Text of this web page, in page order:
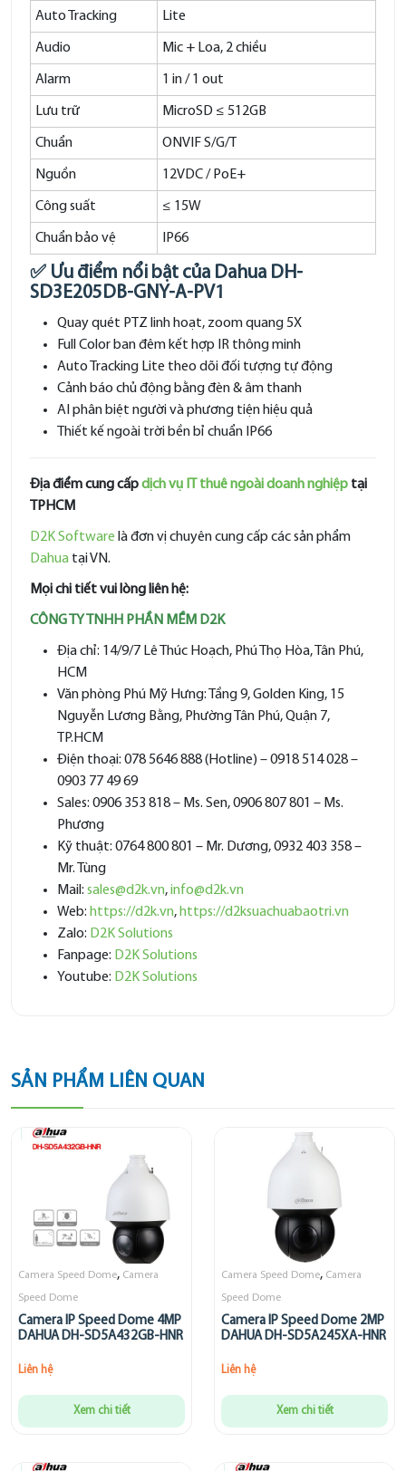
Auto Tracking Lite
Audio Mic + Loa, 2 chiều
Alarm 1 in / 1 out
Lưu trữ MicroSD ≤ 512GB
Chuẩn ONVIF S/G/T
Nguồn 12VDC / PoE+
Công suất ≤ 15W
Chuẩn bảo vệ IP66
✅ Ưu điểm nổi bật của Dahua DH-
SD3E205DB-GNY-A-PV1
Quay quét PTZ linh hoạt, zoom quang 5X
Full Color ban đêm kết hợp IR thông minh
Auto Tracking Lite theo dõi đối tượng tự động
Cảnh báo chủ động bằng đèn & âm thanh
AI phân biệt người và phương tiện hiệu quả
Thiết kế ngoài trời bền bỉ chuẩn IP66
Địa điểm cung cấpdịch vụ IT thuê ngoài doanh nghiệp tại
TPHCM
D2K Software là đơn vị chuyên cung cấp các sản phẩm
Dahua tại VN.
Mọi chi tiết vui lòng liên hệ:
CÔNG TY TNHH PHẦN MỀM D2K
Địa chỉ: 14/9/7 Lê Thúc Hoạch, Phú Thọ Hòa, Tân Phú,
HCM
Văn phòng Phú Mỹ Hưng: Tầng 9, Golden King, 15
Nguyễn Lương Bằng, Phường Tân Phú, Quận 7,
TP.HCM
Điện thoại: 078 5646 888 (Hotline) – 0918 514 028 –
0903 77 49 69
Sales: 0906 353 818 – Ms. Sen, 0906 807 801 – Ms.
Phương
Kỹ thuật: 0764 800 801 – Mr. Dương, 0932 403 358 –
Mr. Tùng
Mail: sales@d2k.vn,info@d2k.vn
Web: https://d2k.vn, https://d2ksuachuabaotri.vn
Zalo: D2K Solutions
Fanpage: D2K Solutions
Youtube: D2K Solutions
SẢN PHẨM LIÊN QUAN
Camera Speed Dome, Camera
Speed Dome
Camera IP Speed Dome 4MP
DAHUA DH-SD5A432GB-HNR
Liên hệ
Xem chi tiết
Camera Speed Dome, Camera
Speed Dome
Camera IP Speed Dome 2MP
DAHUA DH-SD5A245XA-HNR
Liên hệ
Xem chi tiết